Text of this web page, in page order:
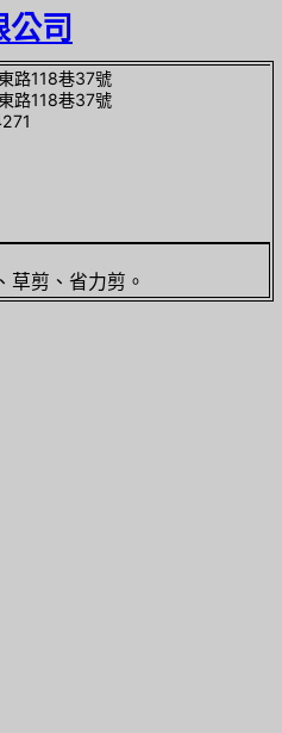
司
路118巷37號
路118巷37號
草剪、省力剪。